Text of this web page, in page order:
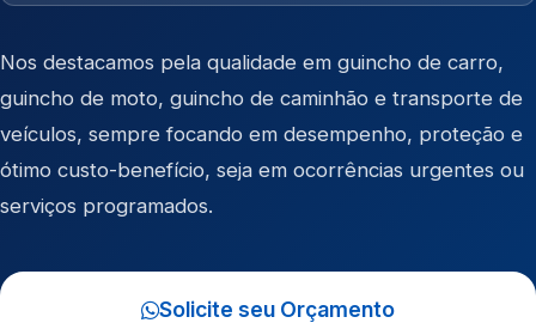
Nos destacamos pela qualidade em guincho de carro,
guincho de moto, guincho de caminhão e transporte de
veículos, sempre focando em desempenho, proteção e
ótimo custo-benefício, seja em ocorrências urgentes ou
serviços programados.
Solicite seu Orçamento